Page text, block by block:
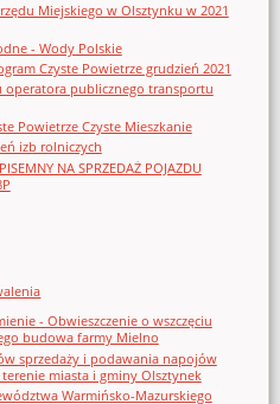
Miejskiego w Olsztynku w 2021
- Wody Polskie
Czyste Powietrze grudzień 2021
operatora publicznego transportu
Powietrze Czyste Mieszkanie
izb rolniczych
NA SPRZEDAŻ POJAZDU
- Obwieszczenie o wszczęciu
budowa farmy Mielno
sprzedaży i podawania napojów
miasta i gminy Olsztynek
Warmińsko-Mazurskiego